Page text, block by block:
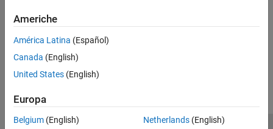
Americhe
América Latina (Español)
Canada (English)
United States (English)
Europa
Belgium (English)
Netherlands(English)